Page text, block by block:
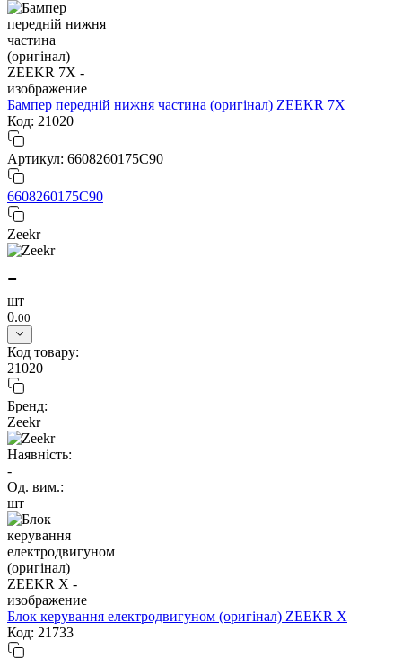
Бампер передній нижня частина (оригінал) ZEEKR 7X
Код: 21020
Артикул: 6608260175C90
6608260175C90
Zeekr
-
шт
0.00
Код товару:
21020
Бренд:
Zeekr
Наявність:
-
Од. вим.:
шт
Блок керування електродвигуном (оригінал) ZEEKR X
Код: 21733